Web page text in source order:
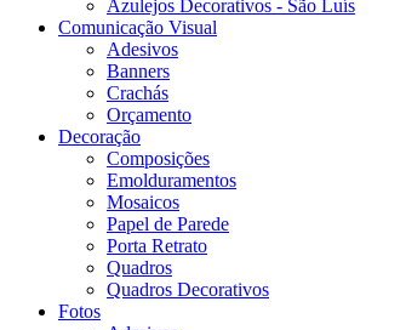
Azulejos Decorativos - São Luís
Comunicação Visual
Adesivos
Banners
Crachás
Orçamento
Decoração
Composições
Emolduramentos
Mosaicos
Papel de Parede
Porta Retrato
Quadros
Quadros Decorativos
Fotos